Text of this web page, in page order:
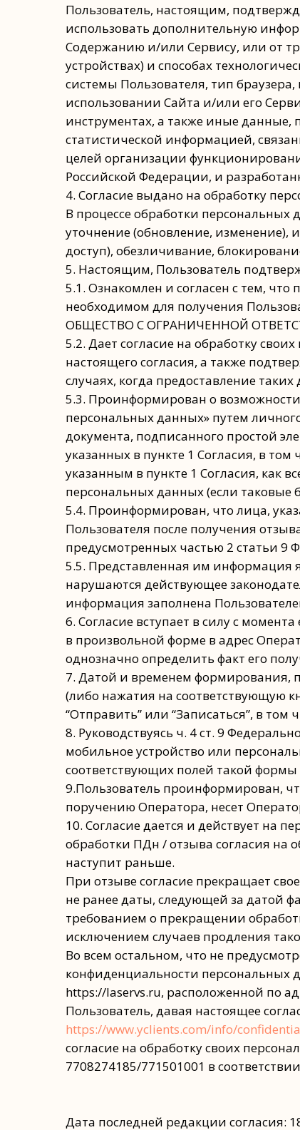
Пользователь, настоящим,
использовать дополнительную
Содержанию и/или Сервису, или от
устройствах) и способах
системы Пользователя, тип
использовании Сайта и/или его
инструментах, а также иные
статистической информацией,
целей организации
Российской Федерации, и
4. Согласие выдано на обработку
В процессе обработки персональных
уточнение (обновление, изменение),
доступ), обезличивание,
5. Настоящим, Пользователь
5.1. Ознакомлен и согласен с тем,
необходимом для получения
ОБЩЕСТВО С ОГРАНИЧЕННОЙ
5.2. Дает согласие на обработку
настоящего согласия, а также
случаях, когда предоставление
5.3. Проинформирован о
персональных данных» путем
документа, подписанного простой
указанных в пункте 1 Согласия, в
указанным в пункте 1 Согласия, как
персональных данных (если
5.4. Проинформирован, что лица,
Пользователя после получения
предусмотренных частью 2 статьи 9
5.5. Представленная им информация
нарушаются действующее
информация заполнена
6. Согласие вступает в силу с
в произвольной форме в адрес
однозначно определить факт его
7. Датой и временем формирования,
(либо нажатия на соответствующую
“Отправить” или “Записаться”, в
8. Руководствуясь ч. 4 ст. 9
мобильное устройство или
соответствующих полей такой
9.Пользователь проинформирован,
поручению Оператора, несет
10. Согласие дается и действует на
обработки ПДн / отзыва согласия на
наступит раньше.
При отзыве согласие прекращает
не ранее даты, следующей за датой
требованием о прекращении
исключением случаев продления
Во всем остальном, что не
конфиденциальности персональных
https://laservs.ru, расположенной по
Пользователь, давая настоящее
https://www.yclients.com/info/
согласие на обработку своих
7708274185/771501001 в
Дата последней редакции согласия: